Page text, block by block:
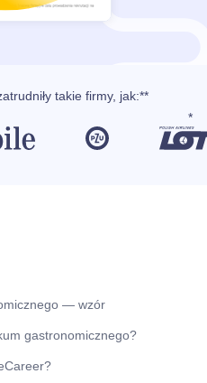
takie firmy, jak:**
— wzór
gastronomicznego?